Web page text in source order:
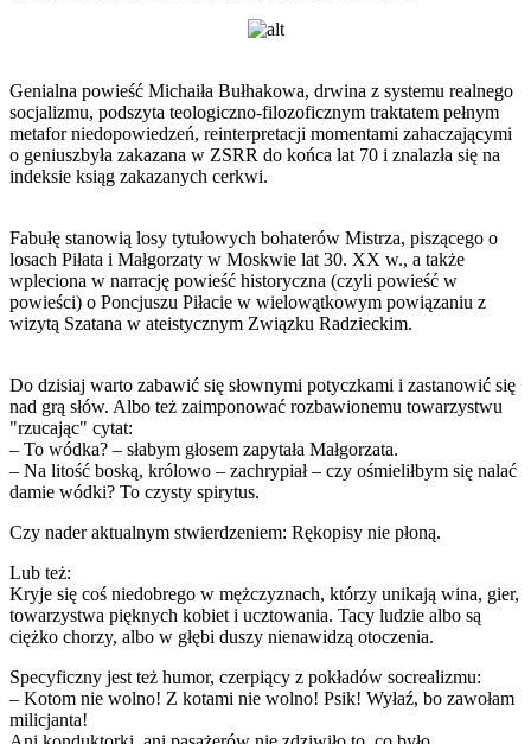
Genialna powieść Michaiła Bułhakowa, drwina z systemu realnego
socjalizmu, podszyta teologiczno-filozoficznym traktatem pełnym
metafor niedopowiedzeń, reinterpretacji momentami zahaczającymi
o geniuszbyła zakazana w ZSRR do końca lat 70 i znalazła się na
indeksie ksiąg zakazanych cerkwi.
Fabułę stanowią losy tytułowych bohaterów Mistrza, piszącego o
losach Piłata i Małgorzaty w Moskwie lat 30. XX w., a także
wpleciona w narrację powieść historyczna (czyli powieść w
powieści) o Poncjuszu Piłacie w wielowątkowym powiązaniu z
wizytą Szatana w ateistycznym Związku Radzieckim.
Do dzisiaj warto zabawić się słownymi potyczkami i zastanowić się
nad grą słów. Albo też zaimponować rozbawionemu towarzystwu
"rzucając" cytat:
– To wódka? – słabym głosem zapytała Małgorzata.
– Na litość boską, królowo – zachrypiał – czy ośmieliłbym się nalać
damie wódki? To czysty spirytus.
Czy nader aktualnym stwierdzeniem: Rękopisy nie płoną.
Lub też:
Kryje się coś niedobrego w mężczyznach, którzy unikają wina, gier,
towarzystwa pięknych kobiet i ucztowania. Tacy ludzie albo są
ciężko chorzy, albo w głębi duszy nienawidzą otoczenia.
Specyficzny jest też humor, czerpiący z pokładów socrealizmu:
– Kotom nie wolno! Z kotami nie wolno! Psik! Wyłaź, bo zawołam
milicjanta!